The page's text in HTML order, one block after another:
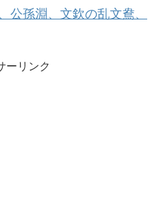
孫淵、文欽の乱文鴦、
ーリンク